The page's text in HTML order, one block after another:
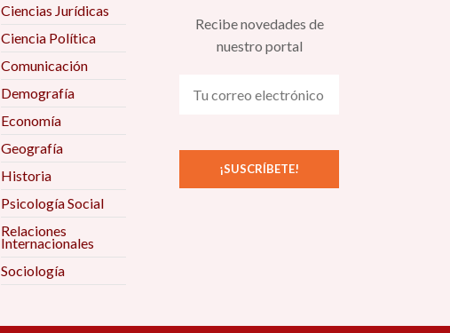
Ciencias Jurídicas
Ciencia Política
Comunicación
Demografía
Economía
Geografía
Historia
Psicología Social
Relaciones
Internacionales
Sociología
Recibe novedades de
nuestro portal